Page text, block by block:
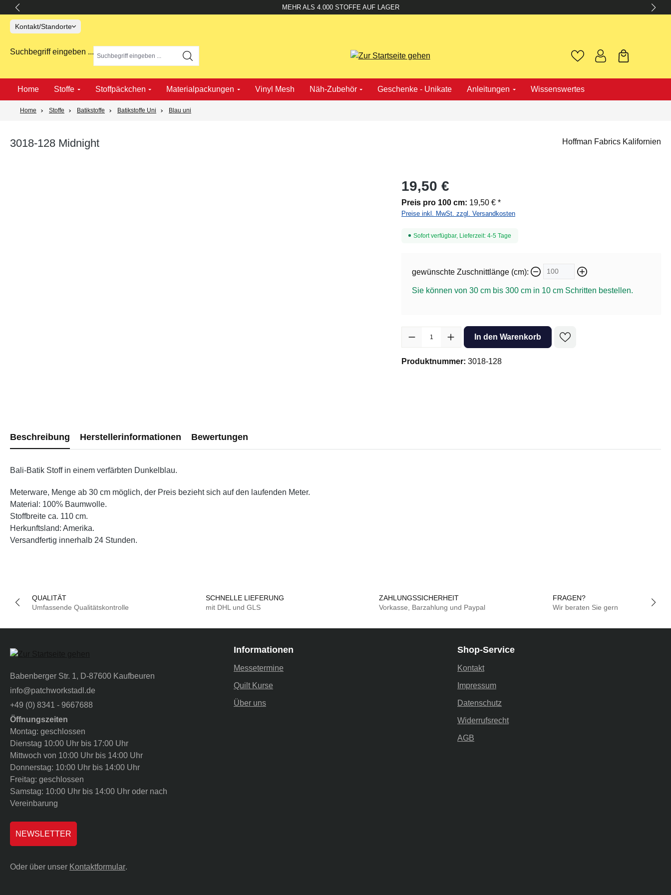
MEHR ALS 4.000 STOFFE AUF LAGER
Kontakt/Standorte
Suchbegriff eingeben ...
Home Stoffe Stoffpäckchen Materialpackungen Vinyl Mesh Näh-Zubehör Geschenke - Unikate Anleitungen Wissenswertes
Home Stoffe Batikstoffe Batikstoffe Uni Blau uni
3018-128 Midnight Hoffman Fabrics Kalifornien
19,50 €
Preis pro 100 cm: 19,50 € *
Preise inkl. MwSt. zzgl. Versandkosten
Sofort verfügbar, Lieferzeit: 4-5 Tage
gewünschte Zuschnittlänge (cm):
Sie können von 30 cm bis 300 cm in 10 cm Schritten bestellen.
Produkt Anzahl: Gib den gewünschten Wert ein oder benutze die Schaltflächen
In den Warenkorb
Produktnummer: 3018-128
Beschreibung Herstellerinformationen Bewertungen
Bali-Batik Stoff in einem verfärbten Dunkelblau.
Meterware, Menge ab 30 cm möglich, der Preis bezieht sich auf den laufenden Meter.
Material: 100% Baumwolle.
Stoffbreite ca. 110 cm.
Herkunftsland: Amerika.
Versandfertig innerhalb 24 Stunden.
QUALITÄT
Umfassende Qualitätskontrolle
SCHNELLE LIEFERUNG
mit DHL und GLS
ZAHLUNGSSICHERHEIT
Vorkasse, Barzahlung und Paypal
FRAGEN?
Wir beraten Sie gern
Babenberger Str. 1, D-87600 Kaufbeuren
info@patchworkstadl.de
+49 (0) 8341 - 9667688
Öffnungszeiten
Montag: geschlossen
Dienstag 10:00 Uhr bis 17:00 Uhr
Mittwoch von 10:00 Uhr bis 14:00 Uhr
Donnerstag: 10:00 Uhr bis 14:00 Uhr
Freitag: geschlossen
Samstag: 10:00 Uhr bis 14:00 Uhr oder nach
Vereinbarung
NEWSLETTER
Oder über unser Kontaktformular.
Informationen
Messetermine
Quilt Kurse
Über uns
Shop-Service
Kontakt
Impressum
Datenschutz
Widerrufsrecht
AGB